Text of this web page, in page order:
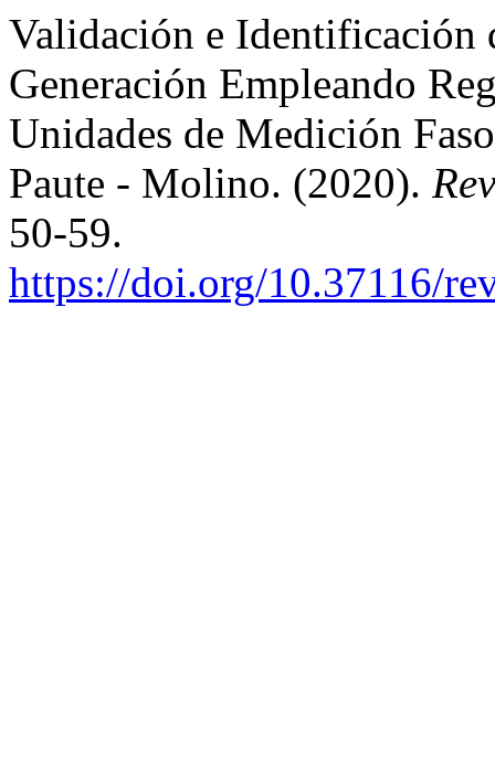
Validación e Identificación
Generación Empleando
Unidades de Medición
Paute - Molino. (2020).
50-59.
https://doi.org/10.37116/